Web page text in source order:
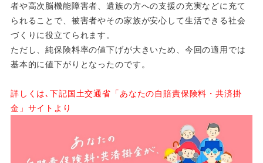
者や高次脳機能障害者、遺族の方への支援の充実などに充て
られることで、被害者やその家族が安心して生活できる社会
づくりに役立てられます。
ただし、純保険料率の値下げが大きいため、今回の適用では
基本的に値下がりとなったのです。
詳しくは､下記国土交通省「あなたの自賠責保険料・共済掛
金」サイトより